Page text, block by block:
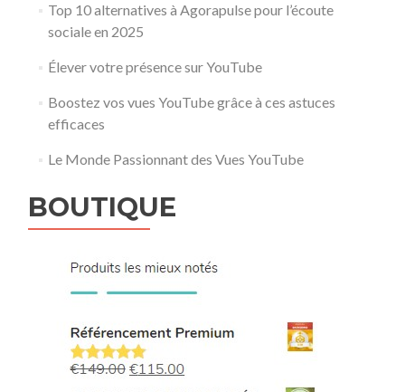
Top 10 alternatives à Agorapulse pour l’écoute
sociale en 2025
Élever votre présence sur YouTube
Boostez vos vues YouTube grâce à ces astuces
efficaces
Le Monde Passionnant des Vues YouTube
BOUTIQUE